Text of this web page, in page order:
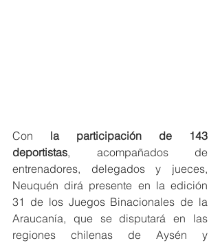
Con la participación de 143
deportistas, acompañados de
entrenadores, delegados y jueces,
Neuquén dirá presente en la edición
31 de los Juegos Binacionales de la
Araucanía, que se disputará en las
regiones chilenas de Aysén y